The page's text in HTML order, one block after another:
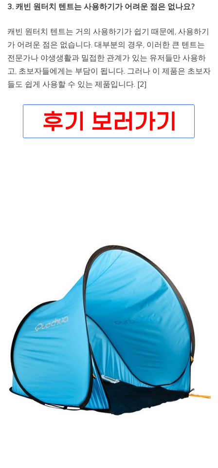
3. 캐빈 원터치 텐트는 사용하기가 어려운 점은 없나요?
캐빈 원터치 텐트는 거의 사용하기가 쉽기 때문에, 사용하기
가 어려운 점은 없습니다. 대부분의 경우, 이러한 큰 텐트는
전문가나 야생생활과 밀접한 관계가 있는 유저들만 사용하
고, 초보자들에게는 부담이 됩니다. 그러나 이 제품은 초보자
들도 쉽게 사용할 수 있는 제품입니다. [2]